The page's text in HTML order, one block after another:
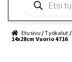
search
Etusivu /Työkalut /
14x28cm Vuorio 4716